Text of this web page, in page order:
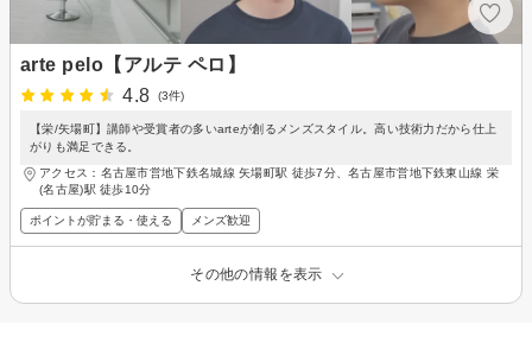
arte pelo【アルテ ペロ】
4.8
(3件)
【栄/矢場町】講師や受賞者の多いarteが創るメンズスタイル。高い技術力だから仕上
がりも満足できる。
アクセス：名古屋市営地下鉄名城線 矢場町駅 徒歩7分、名古屋市営地下鉄東山線 栄
(名古屋)駅 徒歩10分
ポイントが貯まる・使える メンズ歓迎
その他の情報を表示